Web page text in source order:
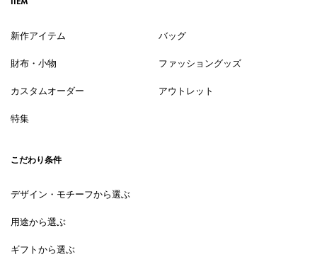
新作アイテム バッグ
財布・小物 ファッショングッズ
カスタムオーダー アウトレット
特集
こだわり条件
デザイン・モチーフから選ぶ
用途から選ぶ
ギフトから選ぶ